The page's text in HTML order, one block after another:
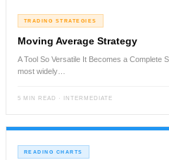
TRADING STRATEGIES
Moving Average Strategy
A Tool So Versatile It Becomes a Complete
most widely…
5 MIN READ · INTERMEDIATE
READING CHARTS